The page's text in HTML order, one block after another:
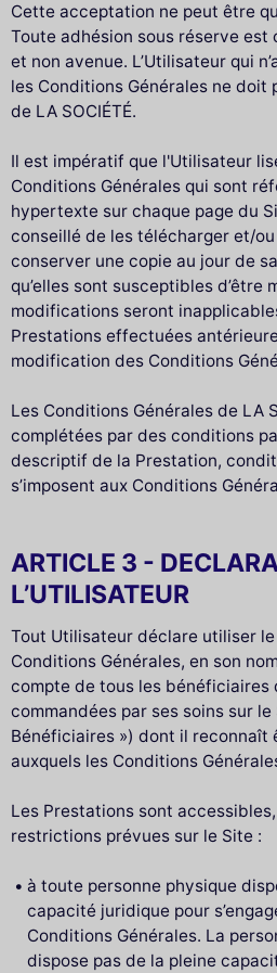
Cette acceptation ne peut être
Toute adhésion sous réserve est
et non avenue. L’Utilisateur qui
les Conditions Générales ne doit
de LA SOCIÉTÉ.
Il est impératif que l'Utilisateur
Conditions Générales qui sont
hypertexte sur chaque page du
conseillé de les télécharger et/ou
conserver une copie au jour de
qu’elles sont susceptibles
modifications seront
Prestations effectuées
modification des Conditions
Les Conditions Générales de LA
complétées par des conditions
descriptif de la Prestation,
s’imposent aux Conditions
ARTICLE 3 -
L’UTILISATEUR
Tout Utilisateur déclare utiliser
Conditions Générales, en son
compte de tous les bénéficiaires
commandées par ses soins sur
Bénéficiaires ») dont il reconnaît
auxquels les Conditions
Les Prestations sont
restrictions prévues sur le Site :
à toute personne physique
capacité juridique pour
Conditions Générales. La
dispose pas de la pleine